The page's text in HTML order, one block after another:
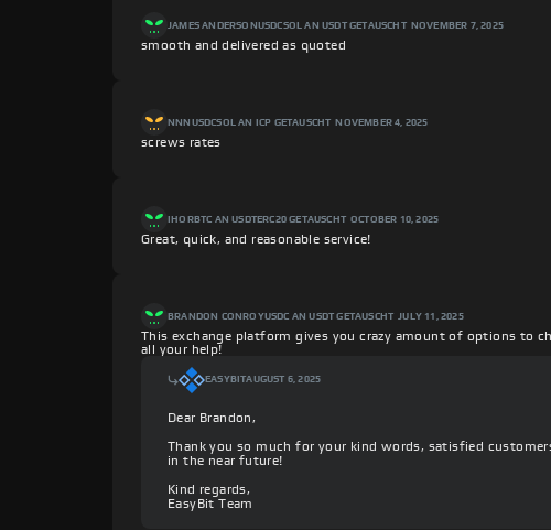
JAMES ANDERSON USDCSOL AN USDT GETAUSCHT NOVEMBER 7, 2025
smooth and delivered as quoted
NNN USDCSOL AN ICP GETAUSCHT NOVEMBER 4, 2025
screws rates
IHORBTC AN USDTERC20 GETAUSCHT OCTOBER 10, 2025
Great, quick, and reasonable service!
BRANDON CONROYUSDC AN USDT GETAUSCHT JULY 11, 2025
This exchange platform gives you crazy amount of options to
all your help!
EASYBITAUGUST 6, 2025
Dear Brandon,
Thank you so much for your kind words, satisfied
in the near future!
Kind regards,
EasyBit Team